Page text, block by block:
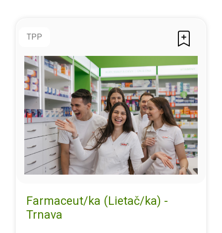
TPP
Farmaceut/ka (Lietač/ka) -
Trnava